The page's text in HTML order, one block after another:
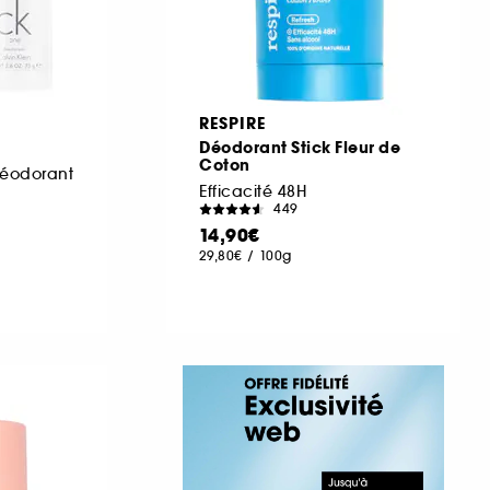
RESPIRE
Déodorant Stick Fleur de
Coton
Efficacité 48H
449
14,90€
29,80€ / 100g